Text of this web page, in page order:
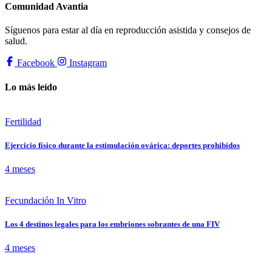
Comunidad Avantia
Síguenos para estar al día en reproducción asistida y consejos de
salud.
Facebook Instagram
Lo más leído
Fertilidad
Ejercicio físico durante la estimulación ovárica: deportes prohibidos
4 meses
Fecundación In Vitro
Los 4 destinos legales para los embriones sobrantes de una FIV
4 meses